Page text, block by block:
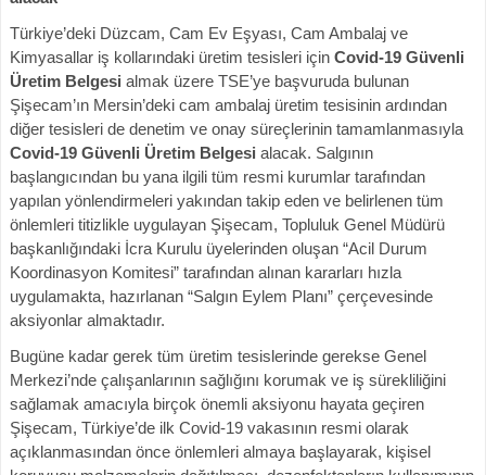
Türkiye’deki Düzcam, Cam Ev Eşyası, Cam Ambalaj ve
Kimyasallar iş kollarındaki üretim tesisleri için Covid-19 Güvenli
Üretim Belgesi almak üzere TSE’ye başvuruda bulunan
Şişecam’ın Mersin’deki cam ambalaj üretim tesisinin ardından
diğer tesisleri de denetim ve onay süreçlerinin tamamlanmasıyla
Covid-19 Güvenli Üretim Belgesi alacak. Salgının
başlangıcından bu yana ilgili tüm resmi kurumlar tarafından
yapılan yönlendirmeleri yakından takip eden ve belirlenen tüm
önlemleri titizlikle uygulayan Şişecam, Topluluk Genel Müdürü
başkanlığındaki İcra Kurulu üyelerinden oluşan “Acil Durum
Koordinasyon Komitesi” tarafından alınan kararları hızla
uygulamakta, hazırlanan “Salgın Eylem Planı” çerçevesinde
aksiyonlar almaktadır.
Bugüne kadar gerek tüm üretim tesislerinde gerekse Genel
Merkezi’nde çalışanlarının sağlığını korumak ve iş sürekliliğini
sağlamak amacıyla birçok önemli aksiyonu hayata geçiren
Şişecam, Türkiye’de ilk Covid-19 vakasının resmi olarak
açıklanmasından önce önlemleri almaya başlayarak, kişisel